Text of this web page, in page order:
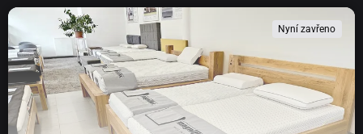
Nyní zavřeno